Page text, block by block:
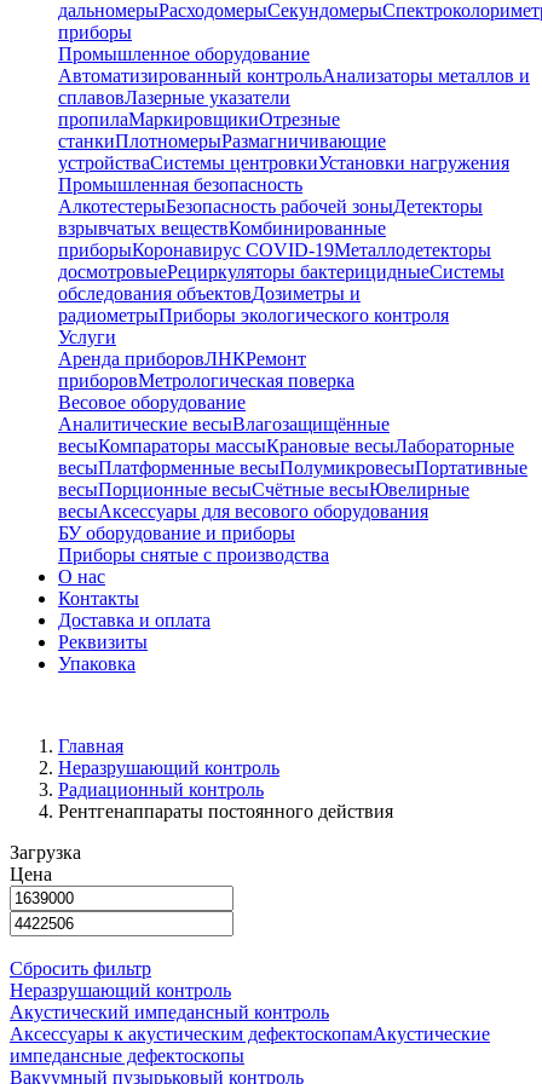
дальномерыРасходомерыСекундомеры
приборы
Промышленное оборудование
Автоматизированный контрольАнализаторы металлов и
сплавовЛазерные указатели
пропилаМаркировщикиОтрезные
станкиПлотномерыРазмагничивающие
устройстваСистемы центровкиУстановки нагружения
Промышленная безопасность
АлкотестерыБезопасность рабочей зоныДетекторы
взрывчатых веществКомбинированные
приборыКоронавирус COVID-19Металлодетекторы
досмотровыеРециркуляторы бактерицидныеСистемы
обследования объектовДозиметры и
радиометрыПриборы экологического контроля
Услуги
Аренда приборовЛНКРемонт
приборовМетрологическая поверка
Весовое оборудование
Аналитические весыВлагозащищённые
весыКомпараторы массыКрановые весыЛабораторные
весыПлатформенные весыПолумикровесыПортативные
весыПорционные весыСчётные весыЮвелирные
весыАксессуары для весового оборудования
БУ оборудование и приборы
Приборы снятые с производства
О нас
Контакты
Доставка и оплата
Реквизиты
Упаковка
Главная
Неразрушающий контроль
Радиационный контроль
Рентгенаппараты постоянного действия
Загрузка
Цена
Сбросить фильтр
Неразрушающий контроль
Акустический импедансный контроль
Аксессуары к акустическим дефектоскопамАкустические
импедансные дефектоскопы
Вакуумный пузырьковый контроль